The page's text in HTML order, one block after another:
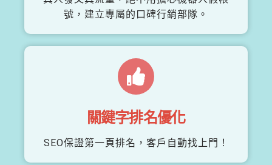
號，建立專屬的口碑行銷部隊。
關鍵字排名優化
SEO保證第一頁排名，客戶自動找上門！